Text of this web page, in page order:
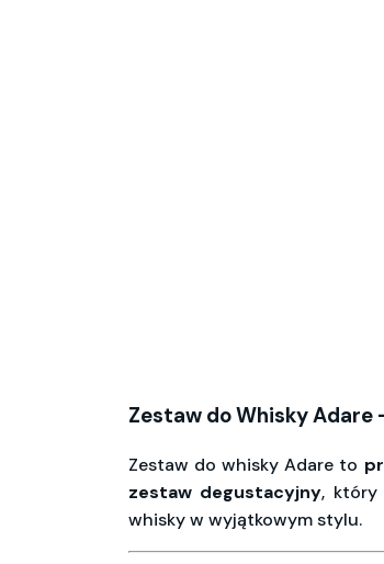
Zestaw do Whisky Adare
Zestaw do whisky Adare to
zestaw degustacyjny, który
whisky w wyjątkowym stylu.